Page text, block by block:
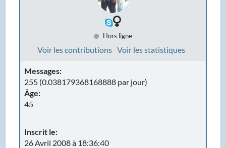
Hors ligne
Voir les contributions Voir les statistiques
Messages:
255 (0.038179368168888 par jour)
Âge:
45
Inscrit le:
26 Avril 2008 à 18:36:40